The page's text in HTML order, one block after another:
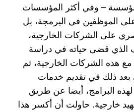
– وفي أكثر المؤسسات
على الموظفين في البرمجة، بل
على الشركات الخارجية،
الذي قضى حياته في دراسة
هذه الشركات الخارجية، ثم
ذلك في تقديم خدمات
لهذه البرامج، أيضا عن طريق
خارجية. حاولت أن أكسر هذا